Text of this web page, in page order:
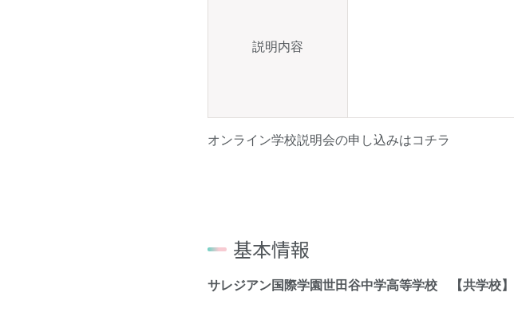
説明内容
オンライン学校説明会の申し込みはコチラ
基本情報
サレジアン国際学園世田谷中学高等学校 【共学校】